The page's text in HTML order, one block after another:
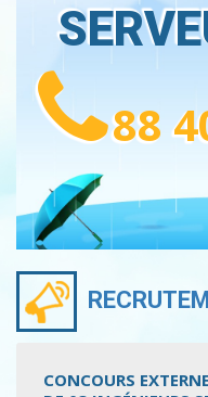
88
CONCOURS